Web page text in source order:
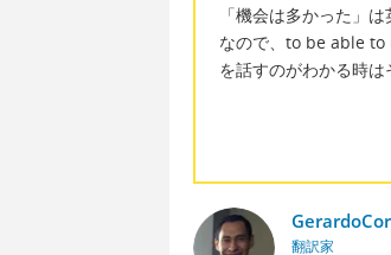
「機会は多かった」
なので、to be able to
を話すのがわかる時は
翻訳家